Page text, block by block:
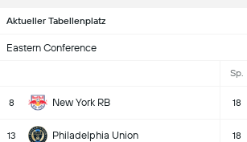
Aktueller Tabellenplatz
Eastern Conference
Sp.
8 New York RB 18
13 Philadelphia Union 18